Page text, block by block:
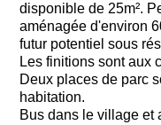
disponible de 25m².
aménagée d'environ
futur potentiel sous
Les finitions sont aux
Deux places de parc
habitation.
Bus dans le village et